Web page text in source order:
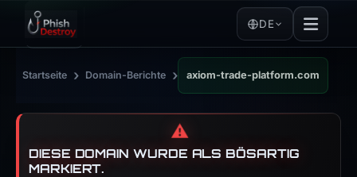
DE
Startseite › Domain-Berichte › axiom-trade-platform.com
⚠️
DIESE DOMAIN WURDE ALS BÖSARTIG
MARKIERT.